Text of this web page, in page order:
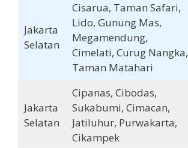
Jakarta
Selatan
Cisarua, Taman Safari,
Lido, Gunung Mas,
Megamendung,
Cimelati, Curug Nangka,
Taman Matahari
Jakarta
Selatan
Cipanas, Cibodas,
Sukabumi, Cimacan,
Jatiluhur, Purwakarta,
Cikampek